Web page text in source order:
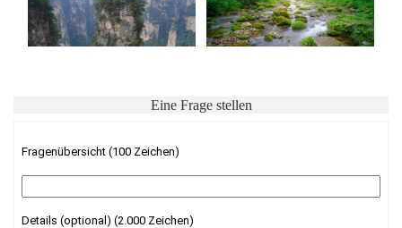
Eine Frage stellen
Fragenübersicht (100 Zeichen)
Details (optional) (2.000 Zeichen)